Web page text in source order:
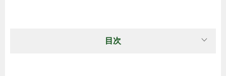
目次